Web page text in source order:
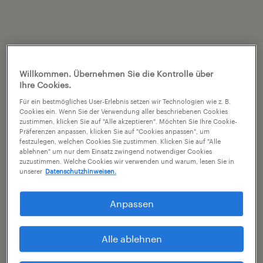
Willkommen. Übernehmen Sie die Kontrolle über
Ihre Cookies.
Für ein bestmögliches User-Erlebnis setzen wir Technologien wie z. B.
Cookies ein. Wenn Sie der Verwendung aller beschriebenen Cookies
zustimmen, klicken Sie auf "Alle akzeptieren". Möchten Sie Ihre Cookie-
Präferenzen anpassen, klicken Sie auf "Cookies anpassen", um
festzulegen, welchen Cookies Sie zustimmen. Klicken Sie auf "Alle
ablehnen" um nur dem Einsatz zwingend notwendiger Cookies
zuzustimmen. Welche Cookies wir verwenden und warum, lesen Sie in
unserer Datenschutzhinweisen.
Anpassen
Alle ablehnen